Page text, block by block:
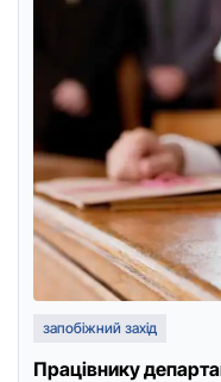
запобіжний захід
Працівнику